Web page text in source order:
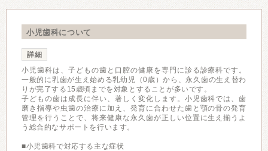
小児歯科について
詳細
小児歯科は、子どもの歯と口腔の健康を専門に診る診療科です。
一般的に乳歯が生え始める乳幼児（0歳）から、永久歯の生え替わ
りが完了する15歳頃までを対象とすることが多いです。
子どもの歯は成長に伴い、著しく変化します。小児歯科では、歯
磨き指導や虫歯の治療に加え、発育に合わせた歯と顎の骨の発育
管理を行うことで、将来健康な永久歯が正しい位置に生え揃うよ
う総合的なサポートを行います。
■小児歯科で対応する主な症状